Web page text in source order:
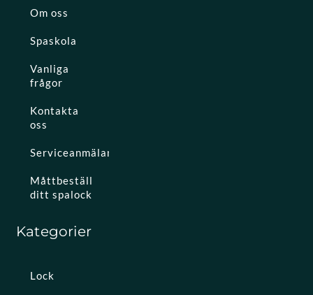
Om oss
Spaskola
Vanliga
frågor
Kontakta
oss
Serviceanmälan
Måttbeställ
ditt spalock
Kategorier
Lock